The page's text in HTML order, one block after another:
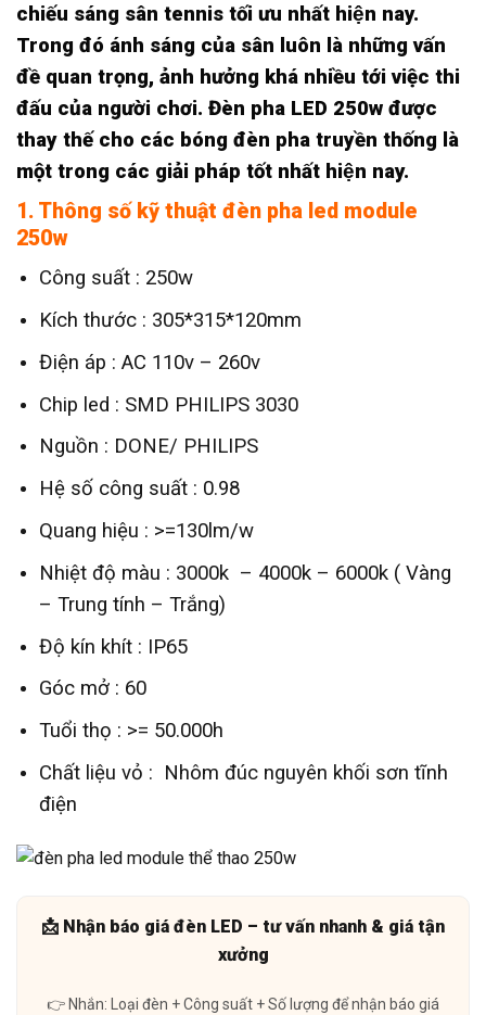
chiếu sáng sân tennis tối ưu nhất hiện nay.
Trong đó ánh sáng của sân luôn là những vấn
đề quan trọng, ảnh hưởng khá nhiều tới việc thi
đấu của người chơi. Đèn pha LED 250w được
thay thế cho các bóng đèn pha truyền thống là
một trong các giải pháp tốt nhất hiện nay.
1. Thông số kỹ thuật đèn pha led module
250w
Công suất : 250w
Kích thước : 305*315*120mm
Điện áp : AC 110v – 260v
Chip led : SMD PHILIPS 3030
Nguồn : DONE/ PHILIPS
Hệ số công suất : 0.98
Quang hiệu : >=130lm/w
Nhiệt độ màu : 3000k – 4000k – 6000k ( Vàng
– Trung tính – Trắng)
Độ kín khít : IP65
Góc mở : 60
Tuổi thọ : >= 50.000h
Chất liệu vỏ : Nhôm đúc nguyên khối sơn tĩnh
điện
📩 Nhận báo giá đèn LED – tư vấn nhanh & giá tận
xưởng
👉 Nhắn: Loại đèn + Công suất + Số lượng để nhận báo giá